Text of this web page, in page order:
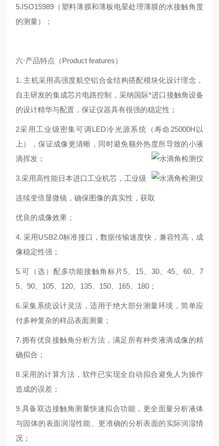
5.ISO15989（塑料薄膜和薄板电晕处理薄膜的水接触角度
的测量）
；
六·产品特点（Product features）
1. 主机采用高强度航空铝合金结构搭配模块化设计理念，
自主研发的集成芯片电路控制，采纳国际*进口接触角设备
的设计精华与配置，保证仪器具有很强的稳定性；
2采用工业级密集可调LED冷光源系统（寿命25000H以
上），保证成像更清晰，同时避免额外热度所导致的小液
滴挥发；
3.采用高性能日本进口工业机芯，工业级
连续变倍显微镜， 确保图像的真实性，获取
优良的成像效果 ；
4. 采用USB2.0标准接口，数据传输速度快，兼容性高，成
像稳定性强；
5.可（选）配多功能接触角标片5、15、30、45、60、7
5、90、105、120、135、150、165、180；
6.采集系统设计灵活，适用于绝大部分测量环境，简单应
付多种复杂的样品表面测量；
7.拥有优良接触角分析方法， 满足所有种类液滴成像的精
确拟合 ；
8.采用 的计算方法，软件已实现全自动拟合避免人为操作
造成的误差 ；
9.具备双边接触角测量快速拟合功能， 更全面量分析液体
与固体的表面润湿性能、更准确的分析表面的实际润湿情
况 ；